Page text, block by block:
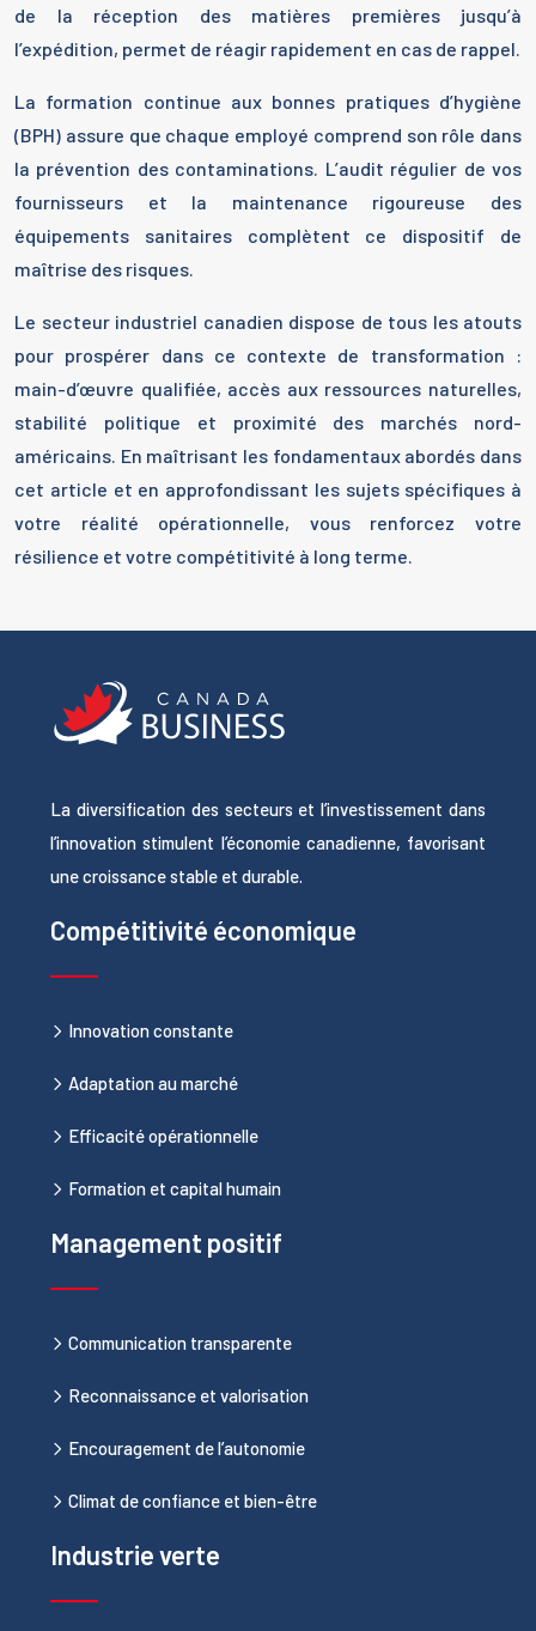
de la réception des matières premières jusqu’à
l’expédition, permet de réagir rapidement en cas de rappel.
La formation continue aux bonnes pratiques d’hygiène
(BPH) assure que chaque employé comprend son rôle dans
la prévention des contaminations. L’audit régulier de vos
fournisseurs et la maintenance rigoureuse des
équipements sanitaires complètent ce dispositif de
maîtrise des risques.
Le secteur industriel canadien dispose de tous les atouts
pour prospérer dans ce contexte de transformation :
main-d’œuvre qualifiée, accès aux ressources naturelles,
stabilité politique et proximité des marchés nord-
américains. En maîtrisant les fondamentaux abordés dans
cet article et en approfondissant les sujets spécifiques à
votre réalité opérationnelle, vous renforcez votre
résilience et votre compétitivité à long terme.
La diversification des secteurs et l’investissement dans
l’innovation stimulent l’économie canadienne, favorisant
une croissance stable et durable.
Compétitivité économique
Innovation constante
Adaptation au marché
Efficacité opérationnelle
Formation et capital humain
Management positif
Communication transparente
Reconnaissance et valorisation
Encouragement de l’autonomie
Climat de confiance et bien-être
Industrie verte